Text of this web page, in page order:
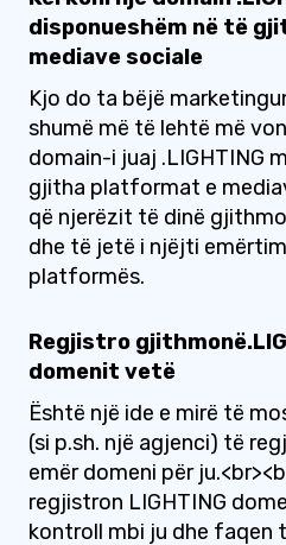
disponueshëm në të
mediave sociale
Kjo do ta bëjë
shumë më të lehtë më
domain-i juaj .LIGHTING
gjitha platformat e
që njerëzit të dinë
dhe të jetë i njëjti
platformës.
Regjistro
domenit vetë
Është një ide e mirë të
(si p.sh. një agjenci) të
emër domeni për
regjistron LIGHTING
kontroll mbi ju dhe faqen